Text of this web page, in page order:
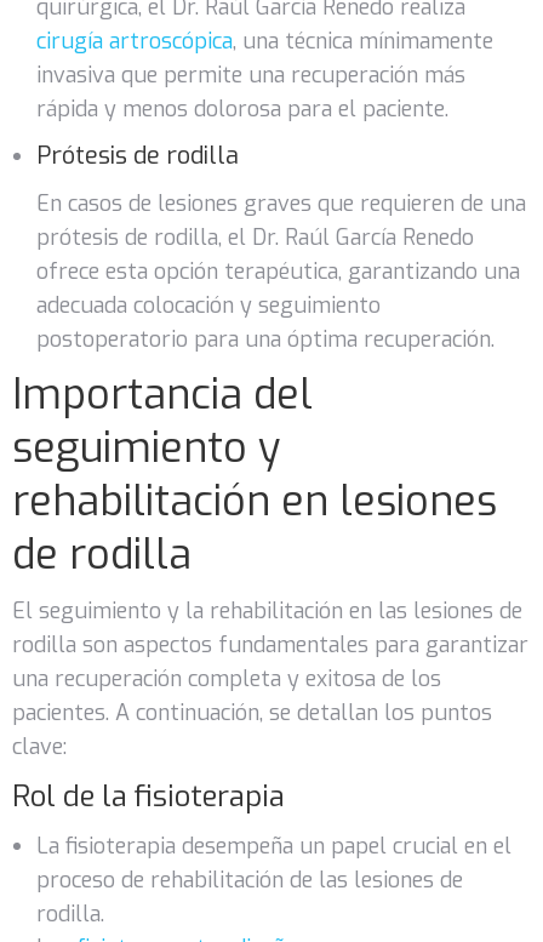
quirúrgica, el Dr. Raúl García Renedo realiza
cirugía artroscópica, una técnica mínimamente
invasiva que permite una recuperación más
rápida y menos dolorosa para el paciente.
Prótesis de rodilla
En casos de lesiones graves que requieren de una
prótesis de rodilla, el Dr. Raúl García Renedo
ofrece esta opción terapéutica, garantizando una
adecuada colocación y seguimiento
postoperatorio para una óptima recuperación.
Importancia del
seguimiento y
rehabilitación en lesiones
de rodilla
El seguimiento y la rehabilitación en las lesiones de
rodilla son aspectos fundamentales para garantizar
una recuperación completa y exitosa de los
pacientes. A continuación, se detallan los puntos
clave:
Rol de la fisioterapia
La fisioterapia desempeña un papel crucial en el
proceso de rehabilitación de las lesiones de
rodilla.